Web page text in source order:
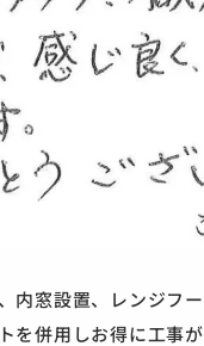
内窓設置、レンジフ
を併用しお得に工事